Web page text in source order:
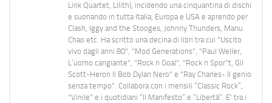
Link Quartet, Lilith), incidendo una cinquantina di dischi
e suonando in tutta Italia, Europa e USA e aprendo per
Clash, Iggy and the Stooges, Johnny Thunders, Manu
Chao etc. Ha scritto una decina di libri tra cui "Uscito
vivo dagli anni 80", "Mod Generations", "Paul Weller,
L’uomo cangiante", "Rock n Goal", "Rock n Spor"t, Gil
Scott-Heron Il Bob Dylan Nero" e "Ray Charles- Il genio
senza tempo". Collabora con i mensili “Classic Rock”,
"Vinile" e i quotidiani “Il Manifesto” e “Libertà”. E' tra i